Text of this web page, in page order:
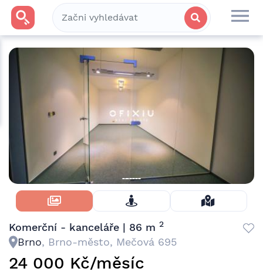
Skrýt Fotky
Komerční - kanceláře | 86 m 2
Brno, Brno-město, Mečová 695
24 000 Kč/měsíc